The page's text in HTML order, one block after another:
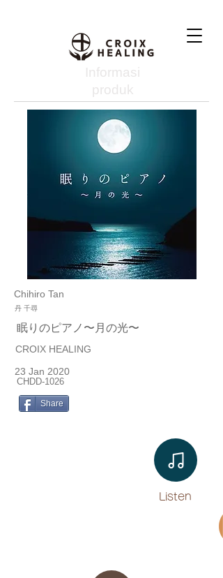
Informasi
produk
Chihiro Tan
丹 千尋
眠りのピアノ〜月の光〜
CROIX HEALING
23 Jan 2020
CHDD-1026
Share
Listen​